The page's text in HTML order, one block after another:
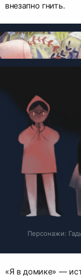
внезапно гнить.
Персонажи:
«Я в домике» —